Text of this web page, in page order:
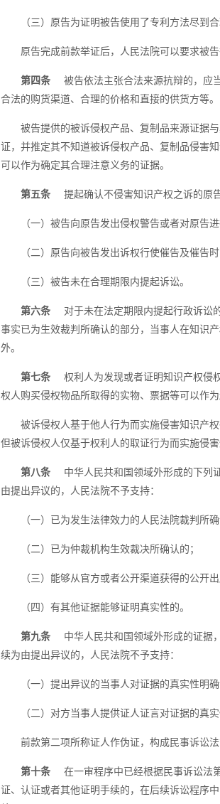
（三）原告为证明被告使用了专利方法尽到合
原告完成前款举证后，人民法院可以要求被
第四条
被告依法主张合法来源抗辩的，应
合法的购货渠道、合理的价格和直接的供货方等。
被告提供的被诉侵权产品、复制品来源证据
证，并推定其不知道被诉侵权产品、复制品侵害
可以作为确定其合理注意义务的证据。
第五条 提起确认不侵害知识产权之诉的原
（一）被告向原告发出侵权警告或者对原告进
（二）原告向被告发出诉权行使催告及催告时
（三）被告未在合理期限内提起诉讼。
第六条
对于未在法定期限内提起行政诉讼
事实已为生效裁判所确认的部分，当事人在知识
外。
第七条
权利人为发现或者证明知识产权侵
权人购买侵权物品所取得的实物、票据等可以作
被诉侵权人基于他人行为而实施侵害知识产
但被诉侵权人仅基于权利人的取证行为而实施侵害
第八条
中华人民共和国领域外形成的下列
由提出异议的，人民法院不予支持：
（一）已为发生法律效力的人民法院裁判所确
（二）已为仲裁机构生效裁决所确认的；
（三）能够从官方或者公开渠道获得的公开
（四）有其他证据能够证明真实性的。
第九条
中华人民共和国领域外形成的证据
续为由提出异议的，人民法院不予支持：
（一）提出异议的当事人对证据的真实性明确
（二）对方当事人提供证人证言对证据的真
前款第二项所称证人作伪证，构成民事诉讼
第十条
在一审程序中已经根据民事诉讼法
证、认证或者其他证明手续的，在后续诉讼程序